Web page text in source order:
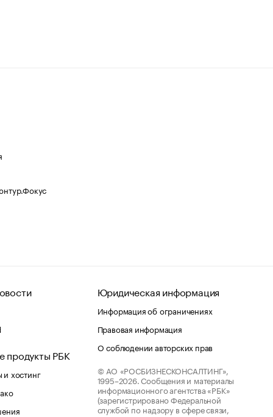
продукты РБК
хостинг
Юридическая информация
Информация об ограничениях
Правовая информация
О соблюдении авторских прав
© АО «РОСБИЗНЕСКОНСАЛТИНГ»,
1995–2026. Сообщения и материалы
информационного агентства «РБК»
(зарегистрировано Федеральной
службой по надзору в сфере связи,